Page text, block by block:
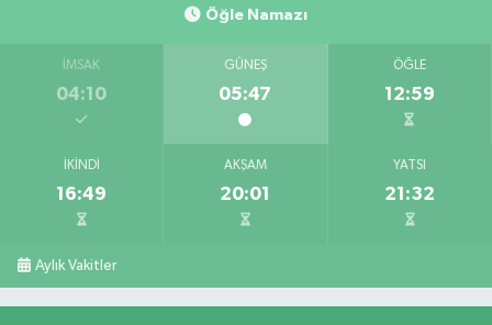
Öğle Namazı
İMSAK
04:10
GÜNEŞ
05:47
ÖĞLE
12:59
İKINDI
16:49
AKŞAM
20:01
YATSI
21:32
Aylık Vakitler